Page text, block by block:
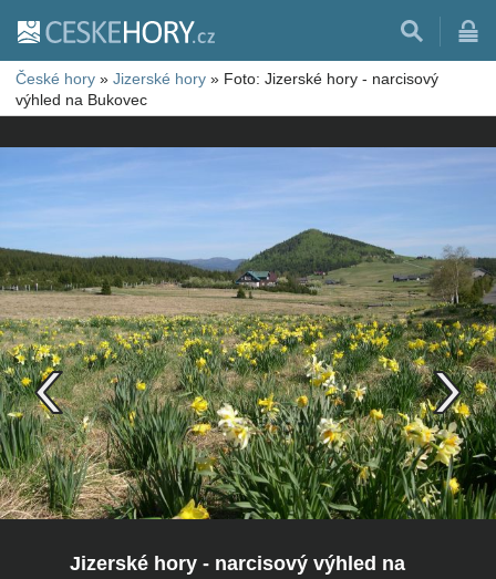
České hory » Jizerské hory » Foto: Jizerské hory - narcisový
výhled na Bukovec
Jizerské hory - narcisový výhled na